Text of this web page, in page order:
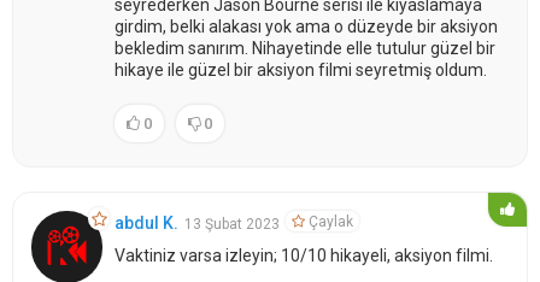
seyrederken Jason Bourne serisi ile kıyaslamaya
girdim, belki alakası yok ama o düzeyde bir aksiyon
bekledim sanırım. Nihayetinde elle tutulur güzel bir
hikaye ile güzel bir aksiyon filmi seyretmiş oldum.
0 0
abdul K. 13 Şubat 2023 Çaylak
Vaktiniz varsa izleyin; 10/10 hikayeli, aksiyon filmi.